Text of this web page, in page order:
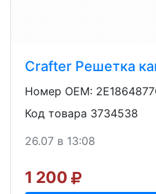
Crafter Решетка
Номер OEM:
Код товара 3734538
26.07 в 13:08
1 200